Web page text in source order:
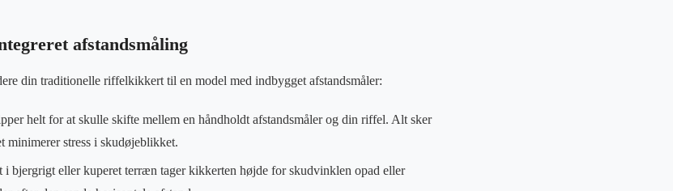
afstandsmåling
din traditionelle riffelkikkert til en model med indbygget afstandsmåler:
helt for at skulle skifte mellem en håndholdt afstandsmåler og din riffel. Alt sker
minimerer stress i skudøjeblikket.
i bjergrigt eller kuperet terræn tager kikkerten højde for skudvinklen opad eller